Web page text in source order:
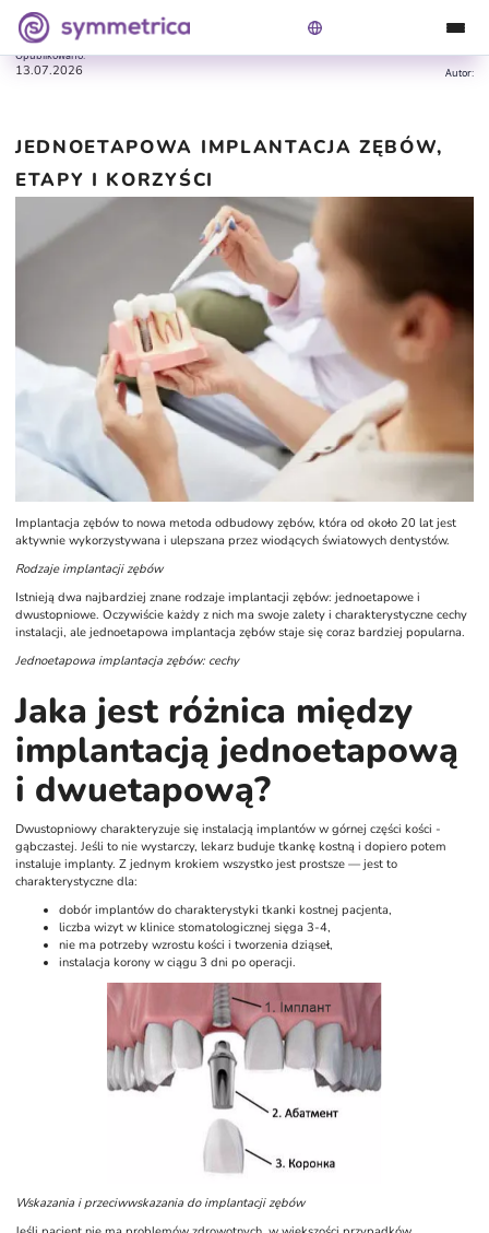
Symmetrica Blog Jednoetapowa implantacja zębów, etapy i korzyści
Opublikowano:
13.07.2026 Autor:
JEDNOETAPOWA IMPLANTACJA ZĘBÓW,
ETAPY I KORZYŚCI
Implantacja zębów to nowa metoda odbudowy zębów, która od około 20 lat jest
aktywnie wykorzystywana i ulepszana przez wiodących światowych dentystów.
Rodzaje implantacji zębów
Istnieją dwa najbardziej znane rodzaje implantacji zębów: jednoetapowe i
dwustopniowe. Oczywiście każdy z nich ma swoje zalety i charakterystyczne cechy
instalacji, ale jednoetapowa implantacja zębów staje się coraz bardziej popularna.
Jednoetapowa implantacja zębów: cechy
Jaka jest różnica między
implantacją jednoetapową
i dwuetapową?
Dwustopniowy charakteryzuje się instalacją implantów w górnej części kości -
gąbczastej. Jeśli to nie wystarczy, lekarz buduje tkankę kostną i dopiero potem
instaluje implanty. Z jednym krokiem wszystko jest prostsze — jest to
charakterystyczne dla:
dobór implantów do charakterystyki tkanki kostnej pacjenta,
liczba wizyt w klinice stomatologicznej sięga 3-4,
nie ma potrzeby wzrostu kości i tworzenia dziąseł,
instalacja korony w ciągu 3 dni po operacji.
Wskazania i przeciwwskazania do implantacji zębów